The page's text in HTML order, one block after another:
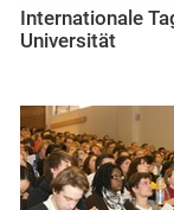
Internationale
Universität